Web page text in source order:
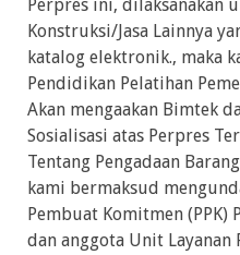
Perpres ini, dilaksanakan
Konstruksi/Jasa Lainnya
katalog elektronik., maka
Pendidikan Pelatihan
Akan mengaakan Bimtek
Sosialisasi atas Perpres
Tentang Pengadaan
kami bermaksud
Pembuat Komitmen (PPK)
dan anggota Unit Layanan